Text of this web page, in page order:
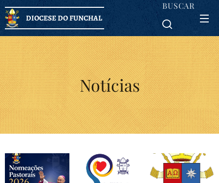
DIOCESE DO FUNCHAL
BUSCAR
Notícias